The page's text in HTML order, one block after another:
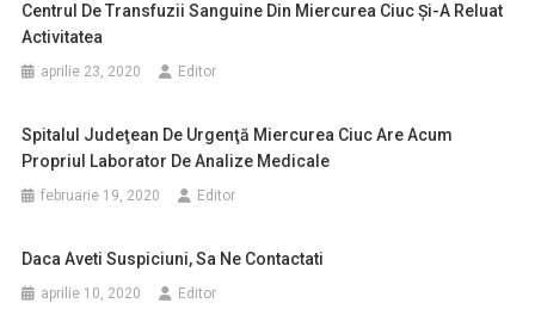
Centrul De Transfuzii Sanguine Din Miercurea Ciuc Şi-A Reluat
Activitatea
aprilie 23, 2020 Editor
Spitalul Judeţean De Urgenţă Miercurea Ciuc Are Acum
Propriul Laborator De Analize Medicale
februarie 19, 2020 Editor
Daca Aveti Suspiciuni, Sa Ne Contactati
aprilie 10, 2020 Editor